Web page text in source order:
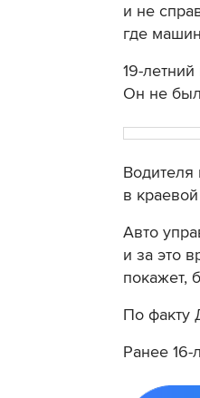
и не
где
19-
Он не был
Водителя
в
Авто
и за это
покажет,
По факту
Ранее 16-